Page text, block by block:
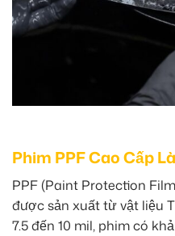
Phim PPF Cao Cấp
PPF (Paint Protection
được sản xuất từ vật liệu
7.5 đến 10 mil, phim có